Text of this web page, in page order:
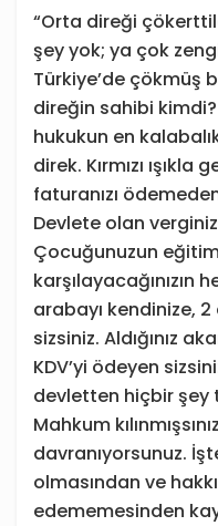
“Orta direği
şey yok; ya çok
Türkiye’de çökmüş
direğin sahibi kimdi?
hukukun en
direk. Kırmızı
faturanızı
Devlete olan
Çocuğunuzun eğitim
karşılayacağınızın
arabayı kendinize,
sizsiniz. Aldığınız
KDV’yi ödeyen
devletten hiçbir şey
Mahkum
davranıyorsunuz.
olmasından ve
edememesinden